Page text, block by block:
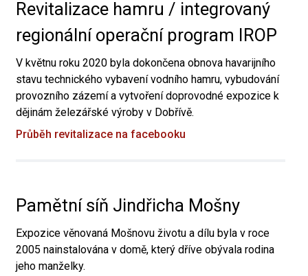
Revitalizace hamru / integrovaný
regionální operační program IROP
V květnu roku 2020 byla dokončena obnova havarijního
stavu technického vybavení vodního hamru, vybudování
provozního zázemí a vytvoření doprovodné expozice k
dějinám železářské výroby v Dobřívě.
Průběh revitalizace na facebooku
Pamětní síň Jindřicha Mošny
Expozice věnovaná Mošnovu životu a dílu byla v roce
2005 nainstalována v domě, který dříve obývala rodina
jeho manželky.